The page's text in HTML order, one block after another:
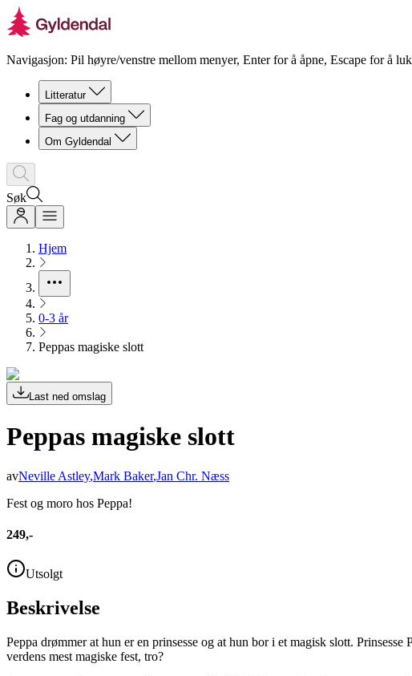
Navigasjon: Pil høyre/venstre mellom menyer, Enter for å åpne, Escape for å
Litteratur
Fag og utdanning
Om Gyldendal
Søk
Hjem
0-3 år
Peppas magiske slott
Last ned omslag
Peppas magiske slott
avNeville Astley,Mark Baker,Jan Chr. Næss
Fest og moro hos Peppa!
249,-
Utsolgt
Beskrivelse
Peppa drømmer at hun er en prinsesse og at hun bor i et magisk slott.
verdens mest magiske fest, tro?